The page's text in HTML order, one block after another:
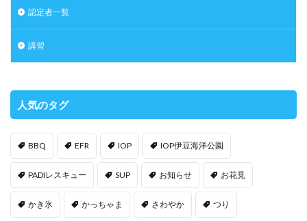
認定者一覧
講習
人気のタグ
BBQ EFR IOP IOP伊豆海洋公園
PADIレスキュー SUP お知らせ お花見
かき氷 かっちゃま さわやか つり